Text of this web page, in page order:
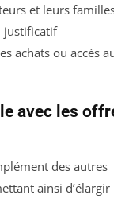
et leurs
justificatif
achats ou accès
avec les
des autres
ainsi d’élargir